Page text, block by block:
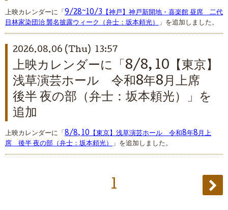
上映カレンダーに「 9/28~10/3【神戸】神戸新開地・喜楽館 昼席 二代
目林家染団治 襲名披露ウィーク（弁士：坂本頼光）
」を追加しました。
2026.08.06 (Thu) 13:57
上映カレンダーに「8/8, 10【東京】
浅草演芸ホール 令和8年8月上席
後半 夜の部（弁士：坂本頼光）」を
追加
上映カレンダーに「 8/8, 10【東京】浅草演芸ホール 令和8年8月上
席 後半 夜の部（弁士：坂本頼光） 」を追加しました。
1